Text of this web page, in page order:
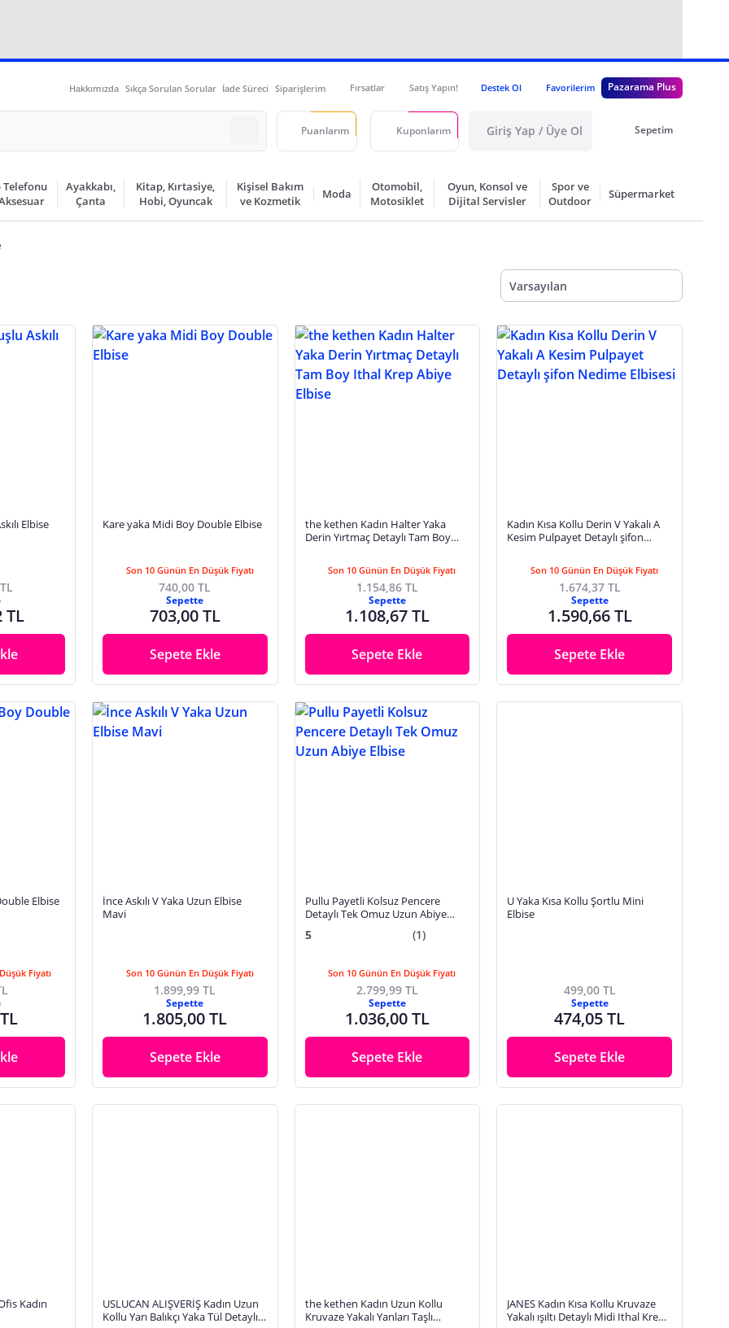
Hakkımızda Sıkça Sorulan Sorular İade Süreci Siparişlerim Fırsatlar Satış Yapın! Destek Ol Favorilerim Pazarama Plus
Puanlarım Kuponlarım Giriş Yap / Üye Ol Sepetim
Telefonu
Ayakkabı,
Çanta
Kitap, Kırtasiye,
Hobi, Oyuncak
Kişisel Bakım
ve Kozmetik
Moda
Otomobil,
Motosiklet
Oyun, Konsol ve
Dijital Servisler
Spor ve
Outdoor
Süpermarket
Varsayılan
Elbise
TL
Kare yaka Midi Boy Double Elbise
Son 10 Günün En Düşük Fiyatı
740,00 TL
Sepette
703,00 TL
Sepete Ekle
the kethen Kadın Halter Yaka
Derin Yırtmaç Detaylı Tam Boy
Son 10 Günün En Düşük Fiyatı
1.154,86 TL
Sepette
1.108,67 TL
Sepete Ekle
Kadın Kısa Kollu Derin V Yakalı A
Kesim Pulpayet Detaylı şifon
Son 10 Günün En Düşük Fiyatı
1.674,37 TL
Sepette
1.590,66 TL
Sepete Ekle
Elbise
Fiyatı
İnce Askılı V Yaka Uzun Elbise
Mavi
Son 10 Günün En Düşük Fiyatı
1.899,99 TL
Sepette
1.805,00 TL
Sepete Ekle
Pullu Payetli Kolsuz Pencere
Detaylı Tek Omuz Uzun Abiye
5 (1)
Son 10 Günün En Düşük Fiyatı
2.799,99 TL
Sepette
1.036,00 TL
Sepete Ekle
U Yaka Kısa Kollu Şortlu Mini
Elbise
499,00 TL
Sepette
474,05 TL
Sepete Ekle
Kadın
USLUCAN ALIŞVERİŞ Kadın Uzun
Kollu Yarı Balıkçı Yaka Tül Detaylı
the kethen Kadın Uzun Kollu
Kruvaze Yakalı Yanları Taşlı
JANES Kadın Kısa Kollu Kruvaze
Yakalı ışıltı Detaylı Midi Ithal Krep